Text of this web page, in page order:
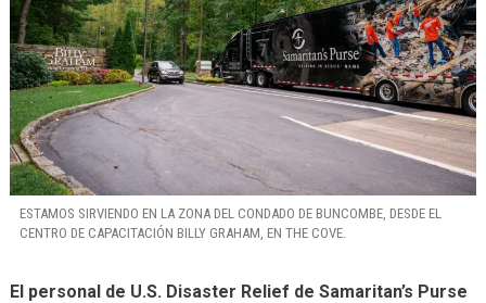
ESTAMOS SIRVIENDO EN LA ZONA DEL CONDADO DE BUNCOMBE, DESDE EL
CENTRO DE CAPACITACIÓN BILLY GRAHAM, EN THE COVE.
El personal de U.S. Disaster Relief de Samaritan’s Purse